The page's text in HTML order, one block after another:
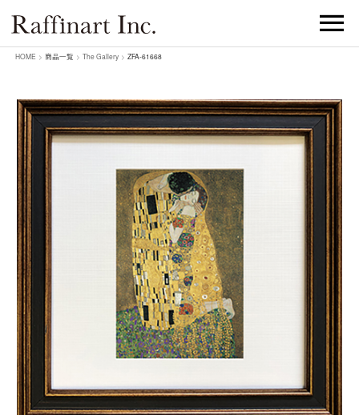
HOME > 商品一覧 > The Gallery > ZFA-61668